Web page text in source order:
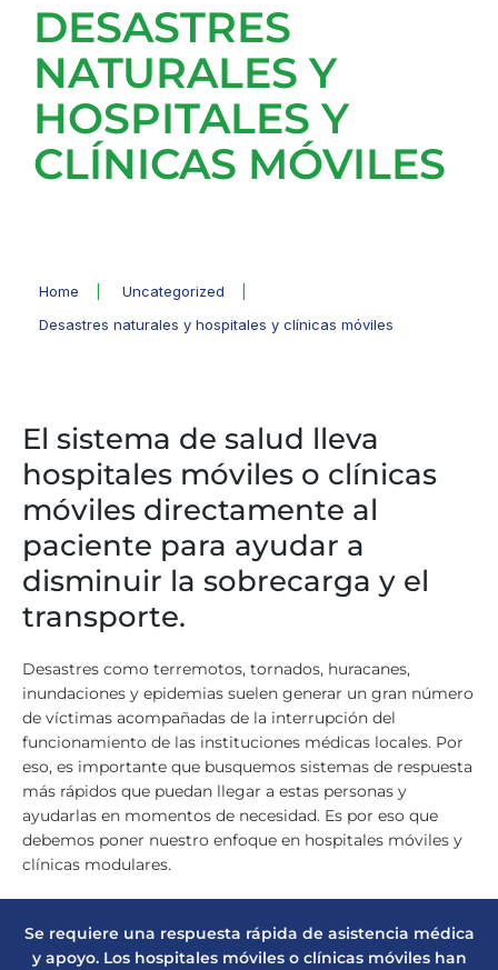
DESASTRES
NATURALES Y
HOSPITALES Y
CLÍNICAS MÓVILES
Home Uncategorized
Desastres naturales y hospitales y clínicas móviles
El sistema de salud lleva
hospitales móviles o clínicas
móviles directamente al
paciente para ayudar a
disminuir la sobrecarga y el
transporte.
Desastres como terremotos, tornados, huracanes,
inundaciones y epidemias suelen generar un gran número
de víctimas acompañadas de la interrupción del
funcionamiento de las instituciones médicas locales. Por
eso, es importante que busquemos sistemas de respuesta
más rápidos que puedan llegar a estas personas y
ayudarlas en momentos de necesidad. Es por eso que
debemos poner nuestro enfoque en hospitales móviles y
clínicas modulares.
Se requiere una respuesta rápida de asistencia médica
y apoyo. Los hospitales móviles o clínicas móviles han